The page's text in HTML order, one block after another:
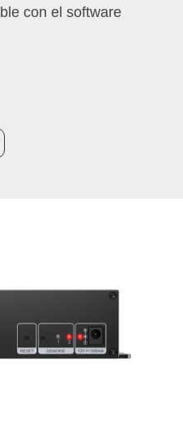
con el software